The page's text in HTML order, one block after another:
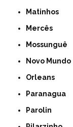
Matinhos
Mercês
Mossunguê
Novo Mundo
Orleans
Paranagua
Parolin